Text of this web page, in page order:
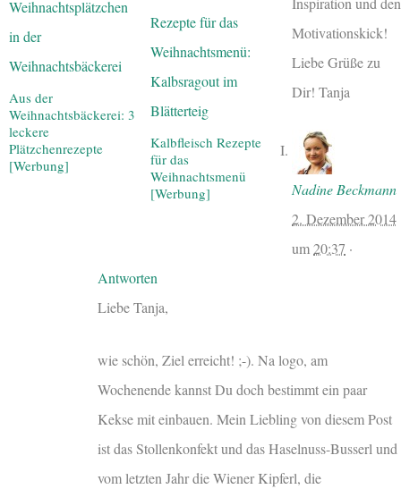
Aus der
Weihnachtsbäckerei: 3
leckere
Plätzchenrezepte
[Werbung]
Kalbfleisch Rezepte
für das
Weihnachtsmenü
[Werbung]
Motivationskick!
Liebe Grüße zu
Dir! Tanja
Nadine Beckmann
2. Dezember 2014
um20:37 ·
Antworten
Liebe Tanja,
wie schön, Ziel erreicht! ;-). Na logo, am
Wochenende kannst Du doch bestimmt ein paar
Kekse mit einbauen. Mein Liebling von diesem Post
ist das Stollenkonfekt und das Haselnuss-Busserl und
vom letzten Jahr die Wiener Kipferl, die